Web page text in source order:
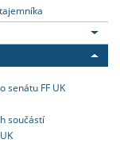
senátu FF UK
součástí